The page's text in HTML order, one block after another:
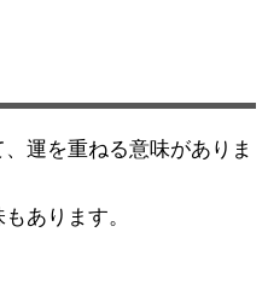
運を重ねる意味がありま
あります。